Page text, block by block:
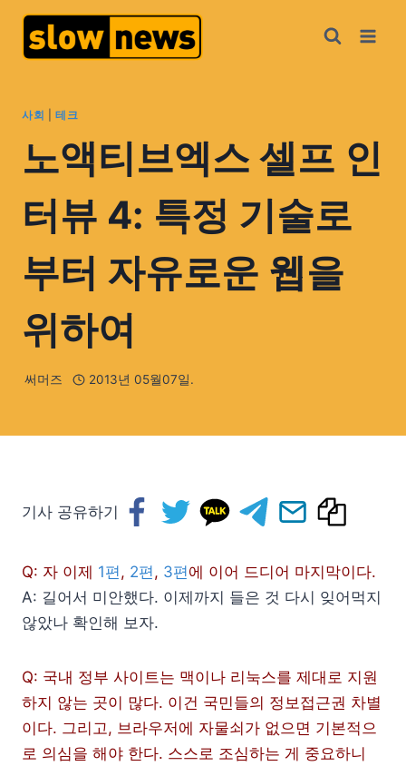
사회 테크
노액티브엑스 셀프 인
터뷰 4: 특정 기술로
부터 자유로운 웹을
위하여
써머즈 2013년 05월07일.
기사 공유하기
Q: 자 이제 1편, 2편, 3편에 이어 드디어 마지막이다.
A: 길어서 미안했다. 이제까지 들은 것 다시 잊어먹지
않았나 확인해 보자.
Q: 국내 정부 사이트는 맥이나 리눅스를 제대로 지원
하지 않는 곳이 많다. 이건 국민들의 정보접근권 차별
이다. 그리고, 브라우저에 자물쇠가 없으면 기본적으
로 의심을 해야 한다. 스스로 조심하는 게 중요하니